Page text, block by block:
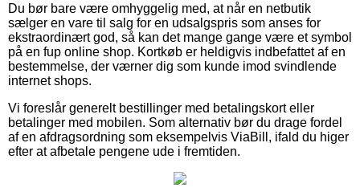
Du bør bare være omhyggelig med, at når en netbutik
sælger en vare til salg for en udsalgspris som anses for
ekstraordinært god, så kan det mange gange være et symbol
på en fup online shop. Kortkøb er heldigvis indbefattet af en
bestemmelse, der værner dig som kunde imod svindlende
internet shops.
Vi foreslår generelt bestillinger med betalingskort eller
betalinger med mobilen. Som alternativ bør du drage fordel
af en afdragsordning som eksempelvis ViaBill, ifald du higer
efter at afbetale pengene ude i fremtiden.